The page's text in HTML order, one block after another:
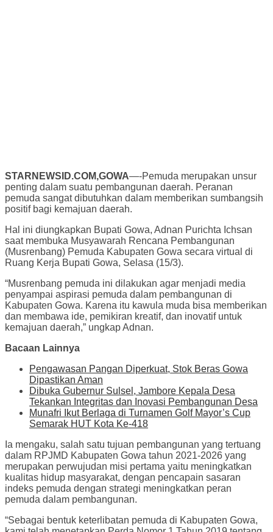
STARNEWSID.COM,GOWA—-Pemuda merupakan unsur
penting dalam suatu pembangunan daerah. Peranan
pemuda sangat dibutuhkan dalam memberikan sumbangsih
positif bagi kemajuan daerah.
Hal ini diungkapkan Bupati Gowa, Adnan Purichta Ichsan
saat membuka Musyawarah Rencana Pembangunan
(Musrenbang) Pemuda Kabupaten Gowa secara virtual di
Ruang Kerja Bupati Gowa, Selasa (15/3).
“Musrenbang pemuda ini dilakukan agar menjadi media
penyampai aspirasi pemuda dalam pembangunan di
Kabupaten Gowa. Karena itu kawula muda bisa memberikan
dan membawa ide, pemikiran kreatif, dan inovatif untuk
kemajuan daerah,” ungkap Adnan.
Bacaan Lainnya
Pengawasan Pangan Diperkuat, Stok Beras Gowa
Dipastikan Aman
Dibuka Gubernur Sulsel, Jambore Kepala Desa
Tekankan Integritas dan Inovasi Pembangunan Desa
Munafri Ikut Berlaga di Turnamen Golf Mayor’s Cup
Semarak HUT Kota Ke-418
Ia mengaku, salah satu tujuan pembangunan yang tertuang
dalam RPJMD Kabupaten Gowa tahun 2021-2026 yang
merupakan perwujudan misi pertama yaitu meningkatkan
kualitas hidup masyarakat, dengan pencapain sasaran
indeks pemuda dengan strategi meningkatkan peran
pemuda dalam pembangunan.
“Sebagai bentuk keterlibatan pemuda di Kabupaten Gowa,